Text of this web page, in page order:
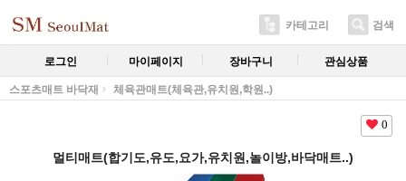
카테고리 검색
로그인 마이페이지 장바구니 관심상품
스포츠매트 바닥재 체육관매트(체육관,유치원,학원..)
0
멀티매트(합기도,유도,요가,유치원,놀이방,바닥매트..)